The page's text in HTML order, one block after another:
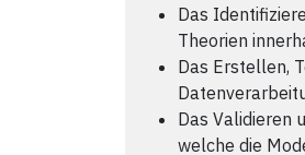
Das
Theorien
Das Erstellen,
Das Validieren
welche die